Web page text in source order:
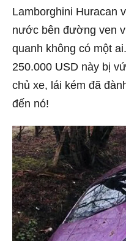
Lamborghini Huracan
nước bên đường ven
quanh không có một
250.000 USD này bị
chủ xe, lái kém đã
đến nó!